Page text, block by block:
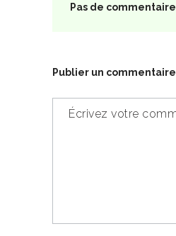
Pas de commentaire
Publier un commentaire